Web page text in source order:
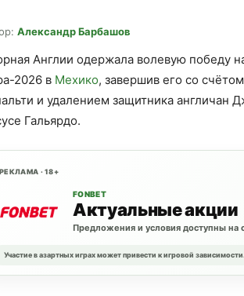
Александр Барбашов
Англии одержала волевую победу
2026 в Мехико, завершив его со
и удалением защитника англичан
Гальярдо.
РЕКЛАМА · 18+
FONBET
Актуальные акции
Предложения и условия доступны на
Участие в азартных играх может привести к игровой